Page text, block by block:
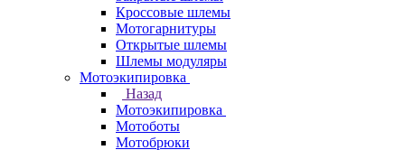
Кроссовые шлемы
Мотогарнитуры
Открытые шлемы
Шлемы модуляры
Мотоэкипировка
Назад
Мотоэкипировка
Мотоботы
Мотобрюки